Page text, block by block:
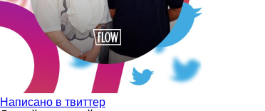
Написано в твиттер